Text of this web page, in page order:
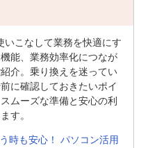
いこなして業務を快適にす
能、業務効率化につなが
介。乗り換えを迷ってい
に確認しておきたいポイ
ムーズな準備と安心の利
す。
時も安心！ パソコン活用